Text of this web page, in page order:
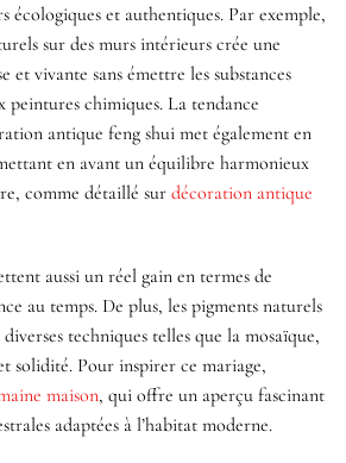
écologiques et authentiques. Par exemple,
sur des murs intérieurs crée une
et vivante sans émettre les substances
peintures chimiques. La tendance
antique feng shui met également en
en avant un équilibre harmonieux
comme détaillé sur décoration antique
aussi un réel gain en termes de
au temps. De plus, les pigments naturels
techniques telles que la mosaïque,
solidité. Pour inspirer ce mariage,
maison, qui offre un aperçu fascinant
adaptées à l’habitat moderne.